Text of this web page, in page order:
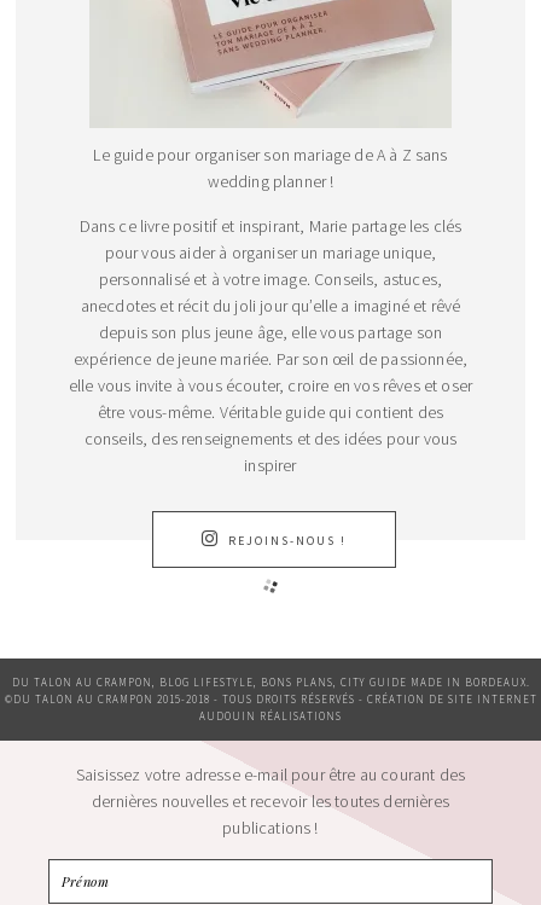
Le guide pour organiser son mariage de A à Z sans
wedding planner !
Dans ce livre positif et inspirant, Marie partage les clés
pour vous aider à organiser un mariage unique,
personnalisé et à votre image. Conseils, astuces,
anecdotes et récit du joli jour qu’elle a imaginé et rêvé
depuis son plus jeune âge, elle vous partage son
expérience de jeune mariée. Par son œil de passionnée,
elle vous invite à vous écouter, croire en vos rêves et oser
être vous-même. Véritable guide qui contient des
conseils, des renseignements et des idées pour vous
inspirer
REJOINS-NOUS !
DU TALON AU CRAMPON, BLOG LIFESTYLE, BONS PLANS, CITY GUIDE MADE IN BORDEAUX.
©DU TALON AU CRAMPON 2015-2018 - TOUS DROITS RÉSERVÉS - CRÉATION DE SITE INTERNET
AUDOUIN RÉALISATIONS
Saisissez votre adresse e-mail pour être au courant des
dernières nouvelles et recevoir les toutes dernières
publications !